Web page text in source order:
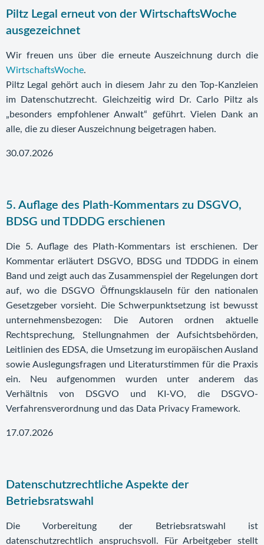
Piltz Legal erneut von der WirtschaftsWoche
ausgezeichnet
Wir freuen uns über die erneute Auszeichnung durch die
WirtschaftsWoche.
Piltz Legal gehört auch in diesem Jahr zu den Top-Kanzleien
im Datenschutzrecht. Gleichzeitig wird Dr. Carlo Piltz als
„besonders empfohlener Anwalt“ geführt. Vielen Dank an
alle, die zu dieser Auszeichnung beigetragen haben.
30.07.2026
5. Auflage des Plath-Kommentars zu DSGVO,
BDSG und TDDDG erschienen
Die 5. Auflage des Plath-Kommentars ist erschienen. Der
Kommentar erläutert DSGVO, BDSG und TDDDG in einem
Band und zeigt auch das Zusammenspiel der Regelungen dort
auf, wo die DSGVO Öffnungsklauseln für den nationalen
Gesetzgeber vorsieht. Die Schwerpunktsetzung ist bewusst
unternehmensbezogen: Die Autoren ordnen aktuelle
Rechtsprechung, Stellungnahmen der Aufsichtsbehörden,
Leitlinien des EDSA, die Umsetzung im europäischen Ausland
sowie Auslegungsfragen und Literaturstimmen für die Praxis
ein. Neu aufgenommen wurden unter anderem das
Verhältnis von DSGVO und KI-VO, die DSGVO-
Verfahrensverordnung und das Data Privacy Framework.
17.07.2026
Datenschutzrechtliche Aspekte der
Betriebsratswahl
Die Vorbereitung der Betriebsratswahl ist
datenschutzrechtlich anspruchsvoll. Für Arbeitgeber stellt